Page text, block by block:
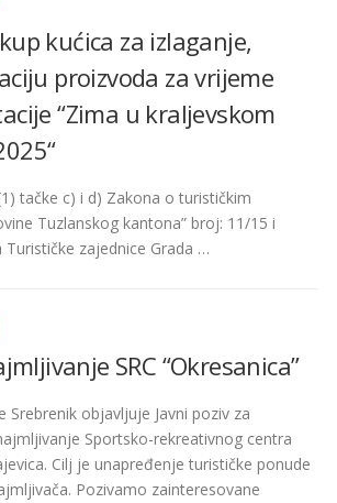
kućica za izlaganje,
proizvoda za vrijeme
“Zima u kraljevskom
tačke c) i d) Zakona o turističkim
Tuzlanskog kantona” broj: 11/15 i
Turističke zajednice Grada …
SRC “Okresanica”
Srebrenik objavljuje Javni poziv za
Sportsko-rekreativnog centra
Cilj je unapređenje turističke ponude
Pozivamo zainteresovane